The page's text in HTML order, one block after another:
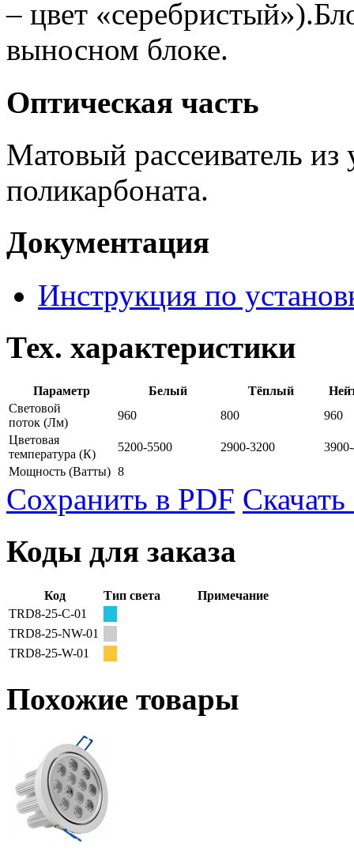
– цвет
выносном блоке.
Оптическая часть
Матовый рассеиватель из
поликарбоната.
Документация
Инструкция по
Тех. характеристики
Параметр Белый Тёплый
Световой
поток (Лм)
960 800
960
Цветовая
температура (К)
5200-5500 2900-3200
Мощность (Ватты) 8
Сохранить в PDF
Коды для заказа
Код Тип света
Примечание
TRD8-25-C-01
TRD8-25-NW-01
TRD8-25-W-01
Похожие товары